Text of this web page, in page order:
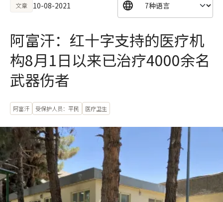
文章 10-08-2021
阿富汗：红十字支持的医疗机
构8月1日以来已治疗4000余名
武器伤者
阿富汗 受保护人员：平民 医疗卫生